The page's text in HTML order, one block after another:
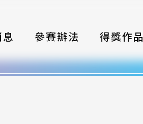
參賽辦法
大賽組織
得獎作品